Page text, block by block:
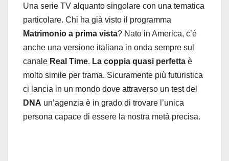
Una serie TV alquanto singolare con una tematica
particolare. Chi ha già visto il programma
Matrimonio a prima vista? Nato in America, c’è
anche una versione italiana in onda sempre sul
canale Real Time. La coppia quasi perfetta è
molto simile per trama. Sicuramente più futuristica
ci lancia in un mondo dove attraverso un test del
DNA un’agenzia è in grado di trovare l’unica
persona capace di essere la nostra metà precisa.